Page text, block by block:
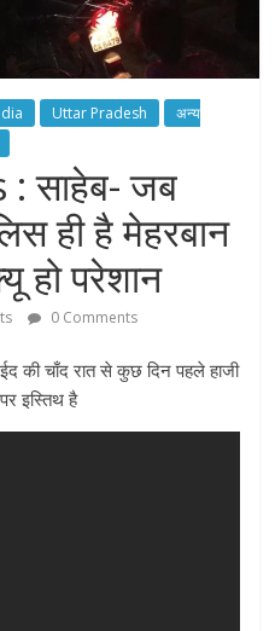
Uttar Pradesh
अन्य
साहेब- जब
ही है मेहरबान
हो परेशान
0 Comments
की चाँद रात से कुछ दिन पहले हाजी
इस्तिथ है